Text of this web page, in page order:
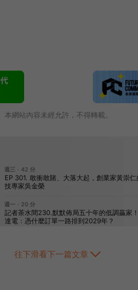
本網站內容未經允許，不得轉載。
往下滑看下一篇文章